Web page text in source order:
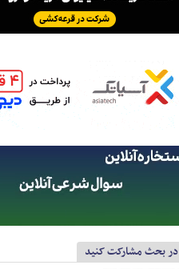
در بحث مشارکت کنید